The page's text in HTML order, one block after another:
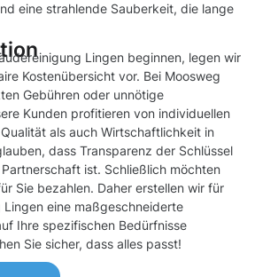
eine strahlende Sauberkeit, die lange
Lingen beginnen, legen wir
Kostenübersicht vor. Bei Moosweg
Gebühren oder unnötige
Kunden profitieren von individuellen
als auch Wirtschaftlichkeit in
dass Transparenz der Schlüssel
ist. Schließlich möchten
Sie bezahlen. Daher erstellen wir für
eine maßgeschneiderte
Ihre spezifischen Bedürfnisse
Sie sicher, dass alles passt!